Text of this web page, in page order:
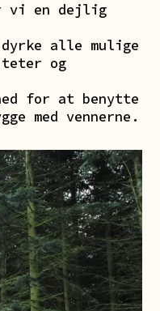
vi en dejlig
alle mulige
og
for at benytte
med vennerne.